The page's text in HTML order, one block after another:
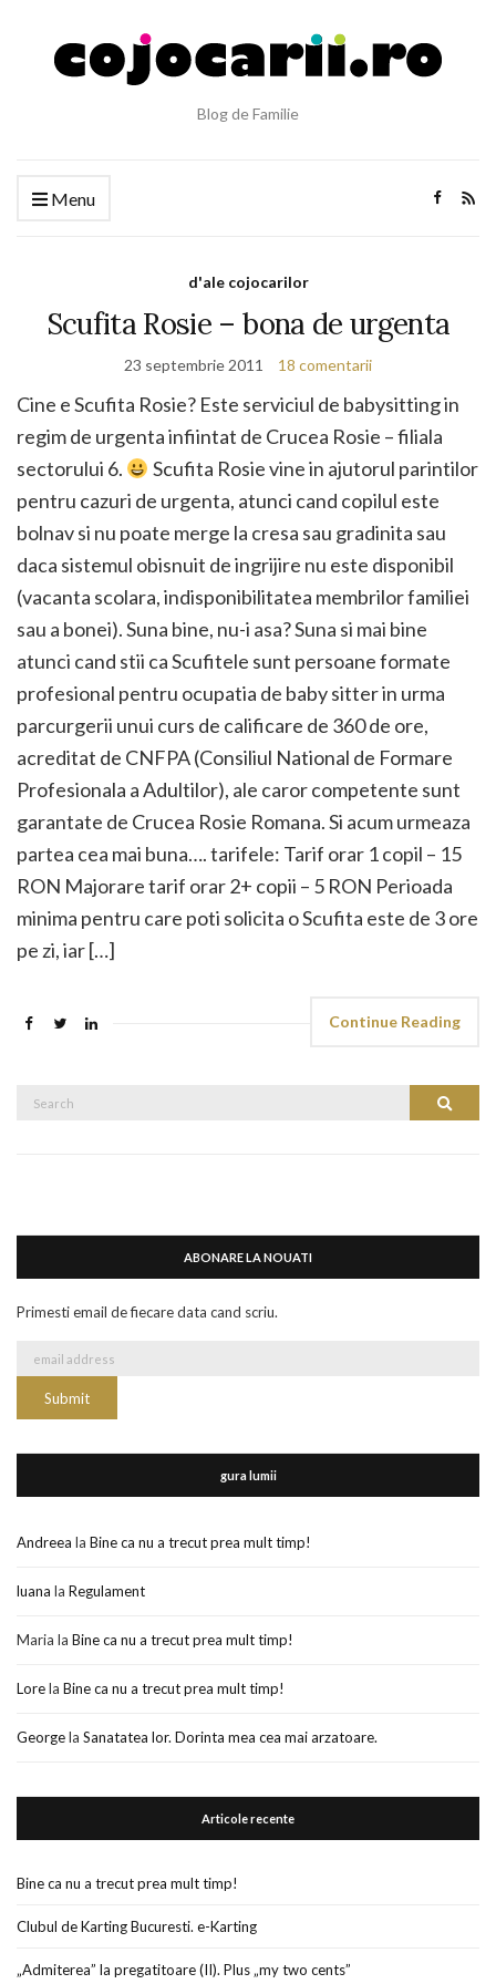
Blog de Familie
Menu
d'ale cojocarilor
Scufita Rosie – bona de urgenta
23 septembrie 2011 18 comentarii
Cine e Scufita Rosie? Este serviciul de babysitting in
regim de urgenta infiintat de Crucea Rosie – filiala
sectorului 6.
Scufita Rosie vine in ajutorul parintilor
pentru cazuri de urgenta, atunci cand copilul este
bolnav si nu poate merge la cresa sau gradinita sau
daca sistemul obisnuit de ingrijire nu este disponibil
(vacanta scolara, indisponibilitatea membrilor familiei
sau a bonei). Suna bine, nu-i asa? Suna si mai bine
atunci cand stii ca Scufitele sunt persoane formate
profesional pentru ocupatia de baby sitter in urma
parcurgerii unui curs de calificare de 360 de ore,
acreditat de CNFPA (Consiliul National de Formare
Profesionala a Adultilor), ale caror competente sunt
garantate de Crucea Rosie Romana. Si acum urmeaza
partea cea mai buna…. tarifele: Tarif orar 1 copil – 15
RON Majorare tarif orar 2+ copii – 5 RON Perioada
minima pentru care poti solicita o Scufita este de 3 ore
pe zi, iar […]
Continue Reading
Search
ABONARE LA NOUATI
Primesti email de fiecare data cand scriu.
gura lumii
Andreea la Bine ca nu a trecut prea mult timp!
luana la Regulament
Maria la Bine ca nu a trecut prea mult timp!
Lorela Bine ca nu a trecut prea mult timp!
Georgela Sanatatea lor. Dorinta mea cea mai arzatoare.
Articole recente
Bine ca nu a trecut prea mult timp!
Clubul de Karting Bucuresti. e-Karting
„Admiterea” la pregatitoare (II). Plus „my two cents”